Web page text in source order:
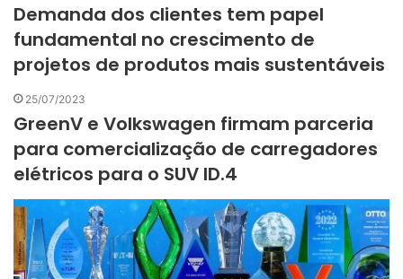
Demanda dos clientes tem papel
fundamental no crescimento de
projetos de produtos mais sustentáveis
25/07/2023
GreenV e Volkswagen firmam parceria
para comercialização de carregadores
elétricos para o SUV ID.4